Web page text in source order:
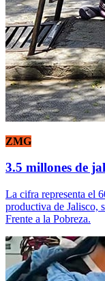
ZMG
3.5 millones de
La cifra representa el
productiva de Jalisco,
Frente a la Pobreza.